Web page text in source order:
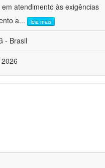
atendimento às exigências
a... leia mais
- Brasil